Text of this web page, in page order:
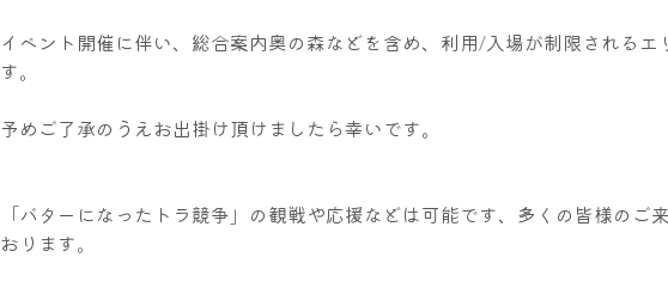
イベント開催に伴い、総合案内奥の森などを含め、利用/入場が制限されるエ
す。
予めご了承のうえお出掛け頂けましたら幸いです。
「バターになったトラ競争」の観戦や応援などは可能です、多くの皆様のご
おります。